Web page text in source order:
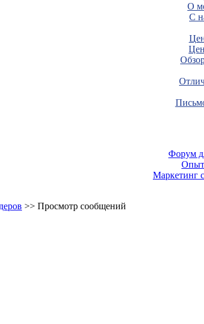
О
С
Форум
Опыт
Маркетинг
>> Просмотр сообщений